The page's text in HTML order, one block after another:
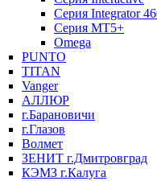
Серия Integrator
Серия MT5+
Omega
PUNTO
TITAN
Vanger
АЛЛЮР
г.Барановичи
г.Глазов
Волмет
ЗЕНИТ г.Дмитровград
КЭМЗ г.Калуга